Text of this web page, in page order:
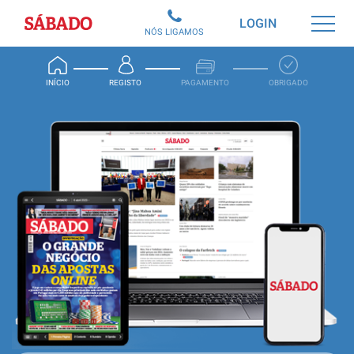
Sábado
INÍCIO REGISTO PAGAMENTO OBRIGADO
LOGIN
NÓS LIGAMOS